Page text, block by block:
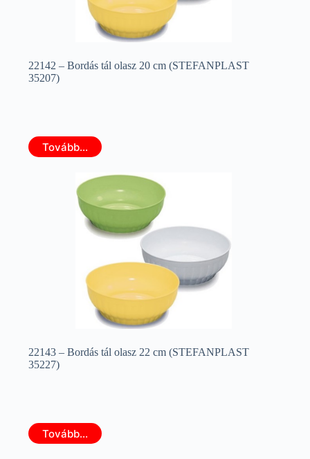
22142 – Bordás tál olasz 20 cm (STEFANPLAST
35207)
Tovább...
22143 – Bordás tál olasz 22 cm (STEFANPLAST
35227)
Tovább...